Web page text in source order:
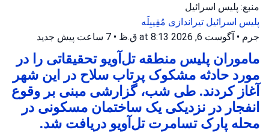
منبع: پلیس اسرائیل
پلیس اسرائیل تیراندازی مُقِیبِلَه
جرم • آگوست 6, 2026 at 8:13 ق.ظ • 7 ساعت پیش جدید
ماموران پلیس منطقه تل‌آویو تحقیقاتی را در
مورد حادثه مشکوک پرتاب سلاح در این شهر
آغاز کردند. طی شب، گزارشی مبنی بر وقوع
انفجار در نزدیکی یک ساختمان مسکونی در
محله پارک تسامرت تل‌آویو دریافت شد.